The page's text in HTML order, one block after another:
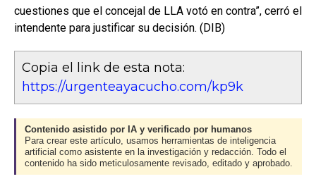
cuestiones que el concejal de LLA votó en contra”, cerró el
intendente para justificar su decisión. (DIB)
Copia el link de esta nota:
https://urgenteayacucho.com/kp9k
Contenido asistido por IA y verificado por humanos
Para crear este artículo, usamos herramientas de inteligencia
artificial como asistente en la investigación y redacción. Todo el
contenido ha sido meticulosamente revisado, editado y aprobado.